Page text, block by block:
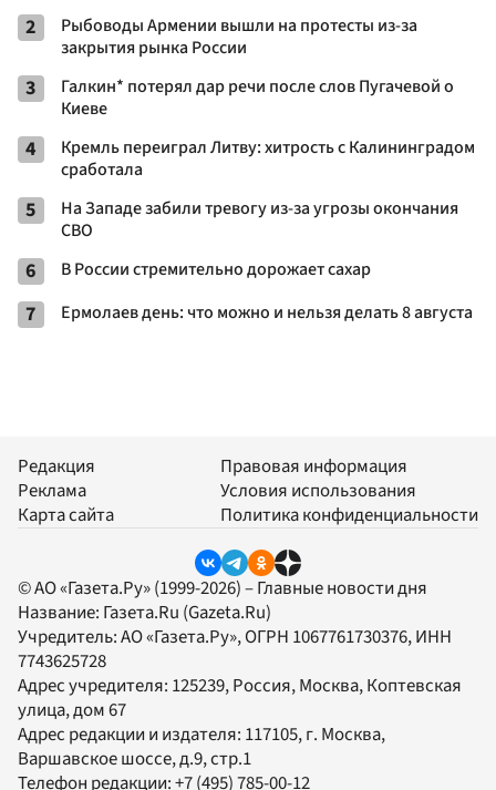
2
Рыбоводы Армении вышли на протесты из-за
закрытия рынка России
3
Галкин* потерял дар речи после слов Пугачевой о
Киеве
4
Кремль переиграл Литву: хитрость с Калининградом
сработала
5
На Западе забили тревогу из-за угрозы окончания
СВО
6 В России стремительно дорожает сахар
7 Ермолаев день: что можно и нельзя делать 8 августа
Редакция
Реклама
Карта сайта
Правовая информация
Условия использования
Политика конфиденциальности
© АО «Газета.Ру» (1999-2026) – Главные новости дня
Название: Газета.Ru (Gazeta.Ru)
Учредитель:АО «Газета.Ру», ОГРН 1067761730376, ИНН
7743625728
Адрес учредителя: 125239, Россия, Москва, Коптевская
улица, дом 67
Адрес редакции и издателя: 117105, г. Москва,
Варшавское шоссе, д.9, стр.1
Телефон редакции:+7 (495) 785-00-12